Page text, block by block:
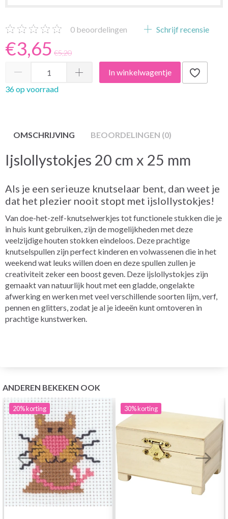
0 beoordelingen Schrijf recensie
€3,65 €5,20
In winkelwagentje
36 op voorraad
OMSCHRIJVING BEOORDELINGEN (0)
Ijslollystokjes 20 cm x 25 mm
Als je een serieuze knutselaar bent, dan weet je
dat het plezier nooit stopt met ijslollystokjes!
Van doe-het-zelf-knutselwerkjes tot functionele stukken die je
in huis kunt gebruiken, zijn de mogelijkheden met deze
veelzijdige houten stokken eindeloos. Deze prachtige
knutselspullen zijn perfect kinderen en volwassenen die in het
weekend wat leuks willen doen en deze spullen zullen je
creativiteit zeker een boost geven. Deze ijslollystokjes zijn
gemaakt van natuurlijk hout met een gladde, ongelakte
afwerking en werken met veel verschillende soorten lijm, verf,
pennen en glitters, zodat je al je ideeën kunt omtoveren in
prachtige kunstwerken.
ANDEREN BEKEKEN OOK
20%korting 30%korting